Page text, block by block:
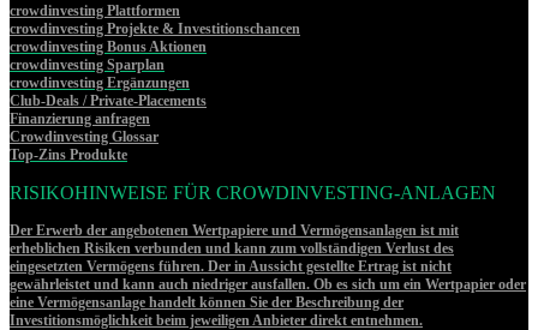
crowdinvesting Plattformen
crowdinvesting Projekte & Investitionschancen
crowdinvesting Bonus Aktionen
crowdinvesting Sparplan
crowdinvesting Ergänzungen
Club-Deals / Private-Placements
Finanzierung anfragen
Crowdinvesting Glossar
Top-Zins Produkte
RISIKOHINWEISE FÜR CROWDINVESTING-ANLAGEN
Der Erwerb der angebotenen Wertpapiere und Vermögensanlagen ist mit
erheblichen Risiken verbunden und kann zum vollständigen Verlust des
eingesetzten Vermögens führen. Der in Aussicht gestellte Ertrag ist nicht
gewährleistet und kann auch niedriger ausfallen. Ob es sich um ein Wertpapier oder
eine Vermögensanlage handelt können Sie der Beschreibung der
Investitionsmöglichkeit beim jeweiligen Anbieter direkt entnehmen.